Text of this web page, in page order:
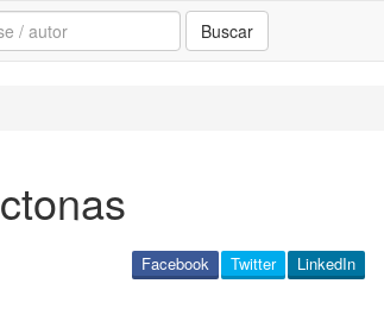
Buscar
LinkedIn
Twitter
Facebook